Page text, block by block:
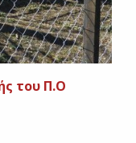
του Π.Ο